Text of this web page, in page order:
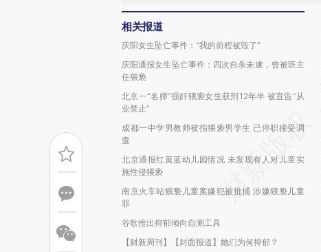
相关报道
庆阳女生坠亡事件：“我的前程被毁了”
庆阳通报女生坠亡事件：四次自杀未遂，曾被班主
任猥亵
北京一“名师”强奸猥亵女生获刑12年半 被宣告“从
业禁止”
成都一中学男教师被指猥亵男学生 已停职接受调
查
北京通报红黄蓝幼儿园情况 未发现有人对儿童实
施性侵猥亵
南京火车站猥亵儿童案嫌犯被批捕 涉嫌猥亵儿童
罪
谷歌推出抑郁倾向自测工具
【财新周刊】【封面报道】她们为何抑郁？